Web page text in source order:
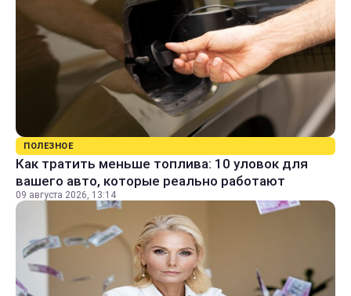
ПОЛЕЗНОЕ
Как тратить меньше топлива: 10 уловок для
вашего авто, которые реально работают
09 августа 2026, 13:14